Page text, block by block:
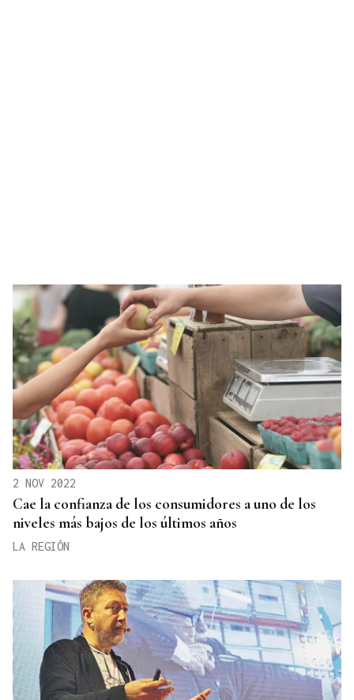
2 NOV 2022
Cae la confianza de los consumidores a uno de los
niveles más bajos de los últimos años
LA REGIÓN